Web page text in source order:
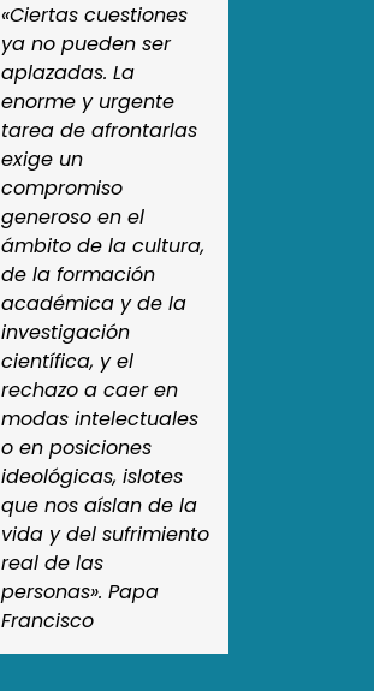
«Ciertas cuestiones
ya no pueden ser
aplazadas. La
enorme y urgente
tarea de afrontarlas
exige un
compromiso
generoso en el
ámbito de la cultura,
de la formación
académica y de la
investigación
científica, y el
rechazo a caer en
modas intelectuales
o en posiciones
ideológicas, islotes
que nos aíslan de la
vida y del sufrimiento
real de las
personas». Papa
Francisco